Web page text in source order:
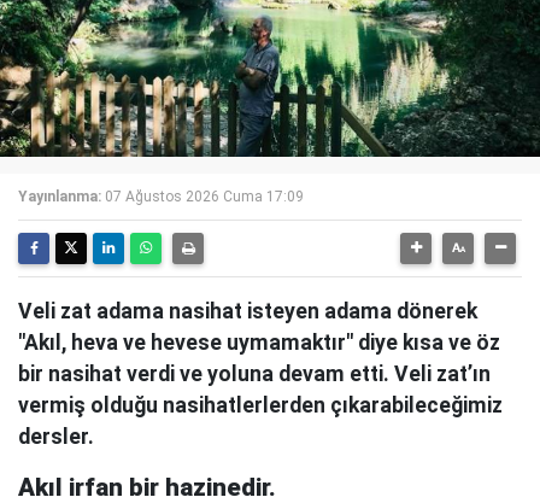
Yayınlanma: 07 Ağustos 2026 Cuma 17:09
Veli zat adama nasihat isteyen adama dönerek
"Akıl, heva ve hevese uymamaktır" diye kısa ve öz
bir nasihat verdi ve yoluna devam etti. Veli zat’ın
vermiş olduğu nasihatlerlerden çıkarabileceğimiz
dersler.
Akıl irfan bir hazinedir.